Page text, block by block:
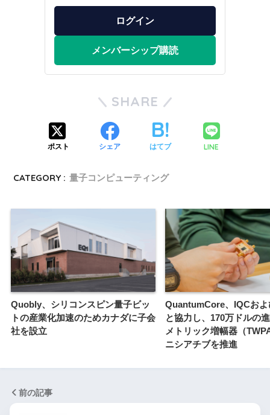
ログイン
メンバーシップ購読
SHARE
ポスト シェア はてブ LINE
CATEGORY : 量子コンピューティング
Quobly、シリコンスピン量子ビッ
トの産業化加速のためカナダに子会
社を設立
QuantumCore、IQCおよ
と協力し、170万ドルの
メトリック増幅器（
ニシアチブを推進
前の記事